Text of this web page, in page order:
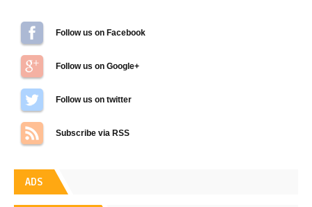
Follow us on Facebook
Follow us on Google+
Follow us on Twitter
Subscribe via RSS
ADS